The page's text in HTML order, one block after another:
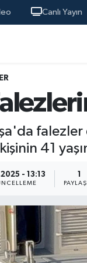
Canlı Yayın
falezler
41
- 13:13 1